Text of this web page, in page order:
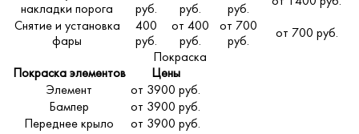
накладки порога
руб.
руб.
руб.
Снятие и установка
фары
400
руб.
от 400
руб.
от 700
руб.
от 700 руб.
Покраска
Покраска элементов
Цены
Элемент
от 3900 руб.
Бампер
от 3900 руб.
Переднее крыло
от 3900 руб.